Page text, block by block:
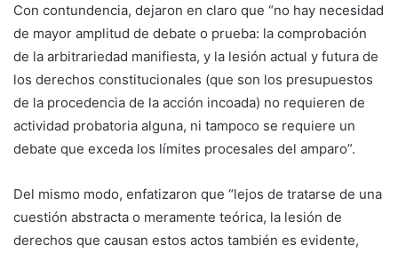
Con contundencia, dejaron en claro que “no hay necesidad
de mayor amplitud de debate o prueba: la comprobación
de la arbitrariedad manifiesta, y la lesión actual y futura de
los derechos constitucionales (que son los presupuestos
de la procedencia de la acción incoada) no requieren de
actividad probatoria alguna, ni tampoco se requiere un
debate que exceda los límites procesales del amparo”.
Del mismo modo, enfatizaron que “lejos de tratarse de una
cuestión abstracta o meramente teórica, la lesión de
derechos que causan estos actos también es evidente,